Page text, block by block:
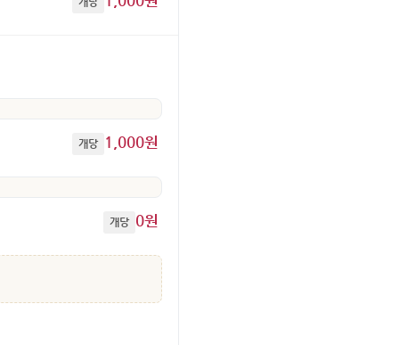
개당 1,000원
개당 0원